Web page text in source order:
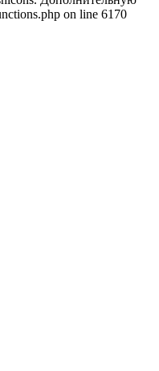
on line 6170